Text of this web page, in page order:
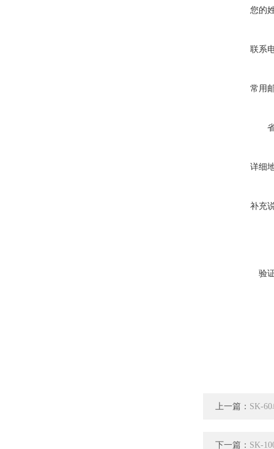
您的
联系
常用
详细
补充
验
上一篇： SK-
下一篇： SK-